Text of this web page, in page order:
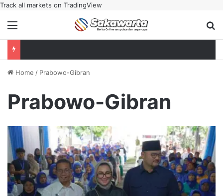
Track all markets on TradingView
Menu
Home / Prabowo-Gibran
Prabowo-Gibran